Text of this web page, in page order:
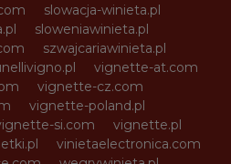
slowacja-winieta.pl
sloweniawinieta.pl
szwajcariawinieta.pl
vignette-at.com
vignette-cz.com
vignette-poland.pl
si.com
vignette.pl
vinietaelectronica.com